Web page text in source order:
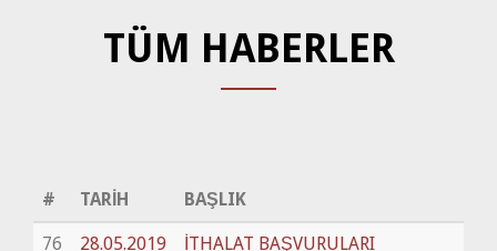
TÜM HABERLER
# TARİH BAŞLIK
76 28.05.2019
İTHALAT BAŞVURULARI